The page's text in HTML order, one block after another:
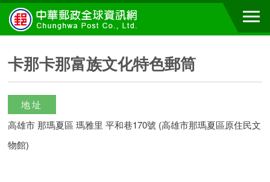
卡那卡那富族文化特色郵筒
地址
高雄市 那瑪夏區 瑪雅里 平和巷170號 (高雄市那瑪夏區原住民文
物館)